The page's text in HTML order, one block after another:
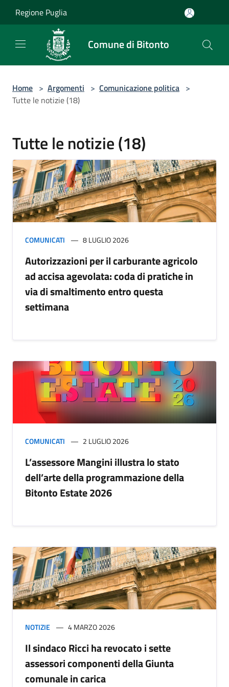
Regione Puglia
Comune di Bitonto
Home > Argomenti > Comunicazione politica >
Tutte le notizie (18)
Tutte le notizie (18)
COMUNICATI 8 LUGLIO 2026
Autorizzazioni per il carburante agricolo
ad accisa agevolata: coda di pratiche in
via di smaltimento entro questa
settimana
COMUNICATI 2 LUGLIO 2026
L’assessore Mangini illustra lo stato
dell’arte della programmazione della
Bitonto Estate 2026
NOTIZIE 4 MARZO 2026
Il sindaco Ricci ha revocato i sette
assessori componenti della Giunta
comunale in carica